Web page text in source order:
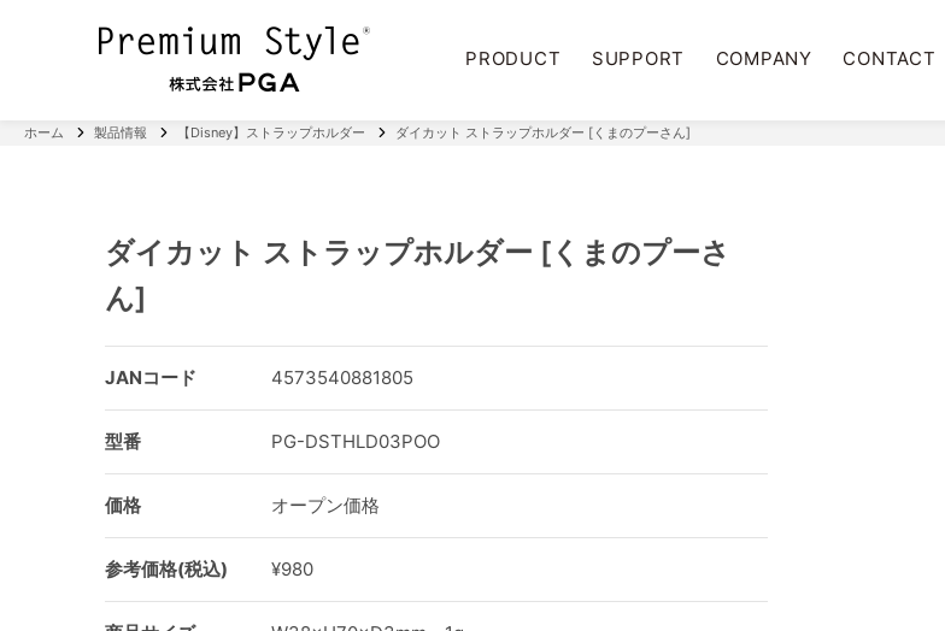
PRODUCT SUPPORT COMPANY CONTACT
ホーム 製品情報 【Disney】ストラップホルダー ダイカット ストラップホルダー [くまのプーさん]
ダイカット ストラップホルダー [くまのプーさ
ん]
JANコード 4573540881805
型番 PG-DSTHLD03POO
価格 オープン価格
参考価格(税込) ¥980